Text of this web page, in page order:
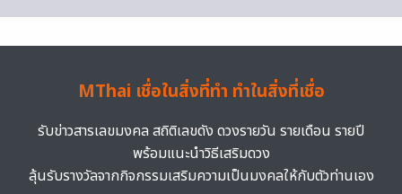
MThai เชื่อในสิ่งที่ทำ ทำในสิ่งที่เชื่อ
รับข่าวสารเลขมงคล สถิติเลขดัง ดวงรายวัน รายเดือน รายปี
พร้อมแนะนำวิธีเสริมดวง
ลุ้นรับรางวัลจากกิจกรรมเสริมความเป็นมงคลให้กับตัวท่านเอง